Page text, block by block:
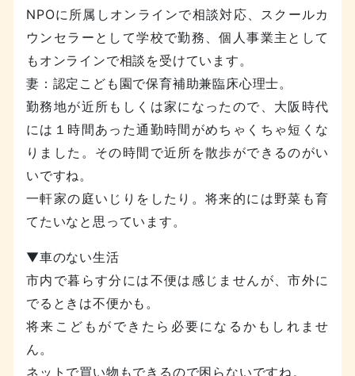
NPOに所属しオンラインで相談対応、スクールカ
ウンセラーとして学校で勤務、個人事業主として
もオンラインで相談を受けています。
妻：認定こども園で保育補助兼臨床心理士。
勤務地が近所もしくは家になったので、大阪時代
には１時間あった通勤時間がめちゃくちゃ短くな
りました。その時間で近所を散歩ができるのがい
いですね。
一軒家の庭いじりをしたり。将来的には野菜も育
てたいなと思っています。
▼車のない生活
市内で暮らす分には不便は感じませんが、市外に
でるときは不便かも。
将来こどもができたら必要になるかもしれませ
ん。
ネットで買い物もできるので困らないですね。